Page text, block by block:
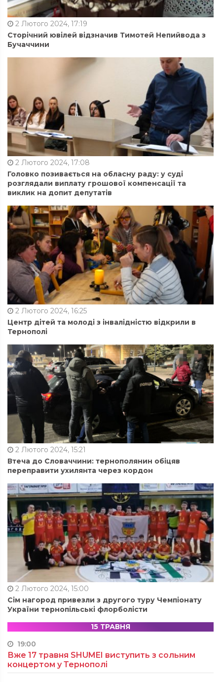
2 Лютого 2024, 17:19
Сторічний ювілей відзначив Тимотей Непийвода з
Бучаччини
2 Лютого 2024, 17:08
Головко позивається на обласну раду: у суді
розглядали виплату грошової компенсації та
виклик на допит депутатів
2 Лютого 2024, 16:25
Центр дітей та молоді з інвалідністю відкрили в
Тернополі
2 Лютого 2024, 15:21
Втеча до Словаччини: тернополянин обіцяв
переправити ухилянта через кордон
2 Лютого 2024, 15:00
Сім нагород привезли з другого туру Чемпіонату
України тернопільські флорболісти
15 ТРАВНЯ
19:00
Вже 17 травня SHUMEI виступить з сольним
концертом у Тернополі